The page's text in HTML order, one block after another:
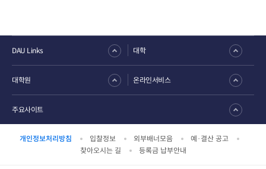
개인정보처리방침 입찰정보 외부배너모음
예·결산 공고
찾아오시는 길
등록금 납부안내
DAU Links 대학
대학원 온라인서비스
주요사이트